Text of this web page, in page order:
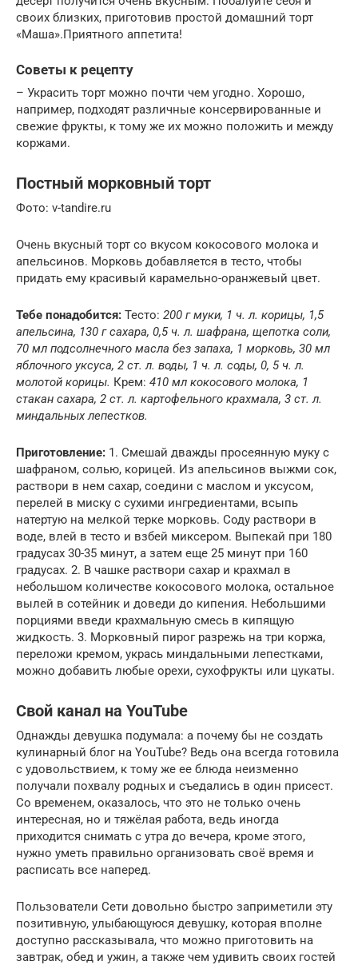
своих близких, приготовив простой домашний торт
«Маша».Приятного аппетита!
Советы к рецепту
– Украсить торт можно почти чем угодно. Хорошо,
например, подходят различные консервированные и
свежие фрукты, к тому же их можно положить и между
коржами.
Постный морковный торт
Фото: v-tandire.ru
Очень вкусный торт со вкусом кокосового молока и
апельсинов. Морковь добавляется в тесто, чтобы
придать ему красивый карамельно-оранжевый цвет.
Тебе понадобится: Тесто: 200 г муки, 1 ч. л. корицы, 1,5
апельсина, 130 г сахара, 0,5 ч. л. шафрана, щепотка соли,
70 мл подсолнечного масла без запаха, 1 морковь, 30 мл
яблочного уксуса, 2 ст. л. воды, 1 ч. л. соды, 0, 5 ч. л.
молотой корицы. Крем: 410 мл кокосового молока, 1
стакан сахара, 2 ст. л. картофельного крахмала, 3 ст. л.
миндальных лепестков.
Приготовление: 1. Смешай дважды просеянную муку с
шафраном, солью, корицей. Из апельсинов выжми сок,
раствори в нем сахар, соедини с маслом и уксусом,
перелей в миску с сухими ингредиентами, всыпь
натертую на мелкой терке морковь. Соду раствори в
воде, влей в тесто и взбей миксером. Выпекай при 180
градусах 30-35 минут, а затем еще 25 минут при 160
градусах. 2. В чашке раствори сахар и крахмал в
небольшом количестве кокосового молока, остальное
вылей в сотейник и доведи до кипения. Небольшими
порциями введи крахмальную смесь в кипящую
жидкость. 3. Морковный пирог разрежь на три коржа,
переложи кремом, укрась миндальными лепестками,
можно добавить любые орехи, сухофрукты или цукаты.
Свой канал на YouTube
Однажды девушка подумала: а почему бы не создать
кулинарный блог на YouTube? Ведь она всегда готовила
с удовольствием, к тому же ее блюда неизменно
получали похвалу родных и съедались в один присест.
Со временем, оказалось, что это не только очень
интересная, но и тяжёлая работа, ведь иногда
приходится снимать с утра до вечера, кроме этого,
нужно уметь правильно организовать своё время и
расписать все наперед.
Пользователи Сети довольно быстро заприметили эту
позитивную, улыбающуюся девушку, которая вполне
доступно рассказывала, что можно приготовить на
завтрак, обед и ужин, а также чем удивить своих гостей